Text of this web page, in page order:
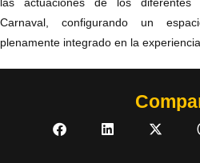
Carnaval, configurando un
plenamente integrado en la